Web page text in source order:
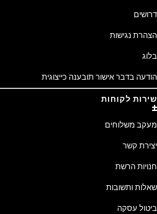
דרושים
הצהרת נגישות
בלוג
הודעה בדבר אישור תובענה כייצוגית
שירות לקוחות
מעקב משלוחים
יצירת קשר
חנויות הרשת
שאלות ותשובות
ביטול עסקה